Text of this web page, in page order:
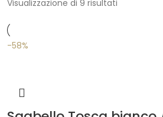
Visualizzazione di 9 risultati
-58%